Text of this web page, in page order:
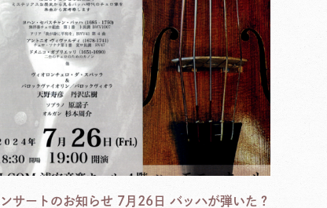
サートのお知らせ 7月26日 バッハが弾いた？